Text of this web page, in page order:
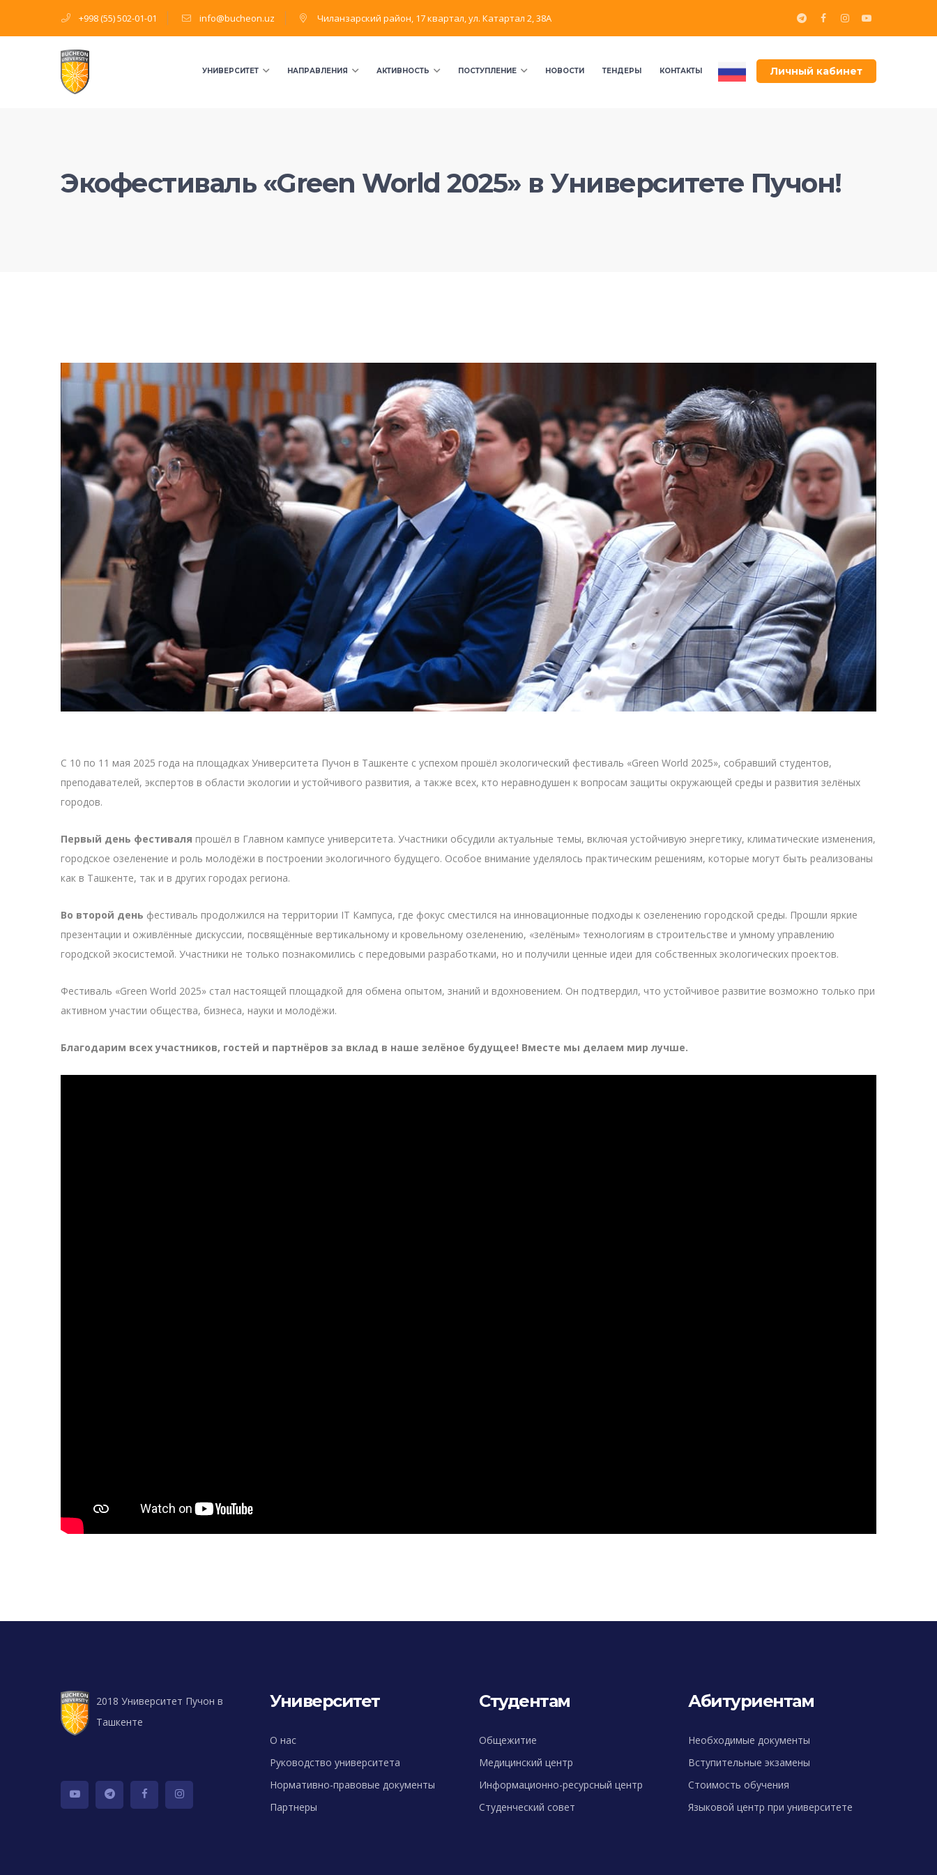
+998 (55) 502-01-01 info@bucheon.uz Чиланзарский район, 17 квартал, ул. Катартал 2, 38А
Личный кабинет
УНИВЕРСИТЕТ НАПРАВЛЕНИЯ АКТИВНОСТЬ ПОСТУПЛЕНИЕ НОВОСТИ ТЕНДЕРЫ КОНТАКТЫ
Экофестиваль «Green World 2025» в Университете Пучон!
С 10 по 11 мая 2025 года на площадках Университета Пучон в Ташкенте с успехом прошёл экологический фестиваль «Green World 2025», собравший студентов,
преподавателей, экспертов в области экологии и устойчивого развития, а также всех, кто неравнодушен к вопросам защиты окружающей среды и развития зелёных
городов.
Первый день фестиваля прошёл в Главном кампусе университета. Участники обсудили актуальные темы, включая устойчивую энергетику, климатические изменения,
городское озеленение и роль молодёжи в построении экологичного будущего. Особое внимание уделялось практическим решениям, которые могут быть реализованы
как в Ташкенте, так и в других городах региона.
Во второй день фестиваль продолжился на территории IT Кампуса, где фокус сместился на инновационные подходы к озеленению городской среды. Прошли яркие
презентации и оживлённые дискуссии, посвящённые вертикальному и кровельному озеленению, «зелёным» технологиям в строительстве и умному управлению
городской экосистемой. Участники не только познакомились с передовыми разработками, но и получили ценные идеи для собственных экологических проектов.
Фестиваль «Green World 2025» стал настоящей площадкой для обмена опытом, знаний и вдохновением. Он подтвердил, что устойчивое развитие возможно только при
активном участии общества, бизнеса, науки и молодёжи.
Благодарим всех участников, гостей и партнёров за вклад в наше зелёное будущее! Вместе мы делаем мир лучше.
2018 Университет Пучон в
Ташкенте
Университет
О нас
Руководство университета
Нормативно-правовые документы
Партнеры
Студентам
Общежитие
Медицинский центр
Информационно-ресурсный центр
Студенческий совет
Абитуриентам
Необходимые документы
Вступительные экзамены
Стоимость обучения
Языковой центр при университете